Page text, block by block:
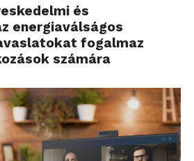
és
energiaválságos
fogalmaz
számára